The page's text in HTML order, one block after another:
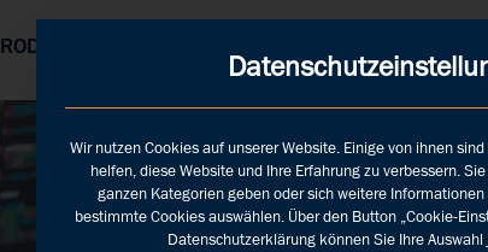
& LEISTUNGEN
Wir nutzen Cookies auf unserer Website. Einige von ihnen
helfen, diese Website und Ihre Erfahrung zu verbessern.
ganzen Kategorien geben oder sich weitere
bestimmte Cookies auswählen. Über den Button „Cookie-
Datenschutzerklärung können Sie Ihre